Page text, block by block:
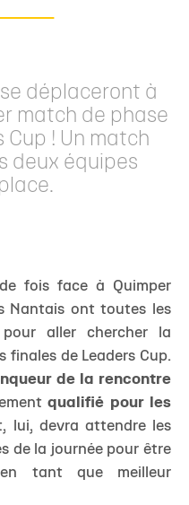
se déplaceront à
match de phase
Cup ! Un match
deux équipes
fois face à Quimper
Nantais ont toutes les
aller chercher la
finales de Leaders Cup.
de la rencontre
qualifié pour les
lui, devra attendre les
de la journée pour être
en tant que meilleur